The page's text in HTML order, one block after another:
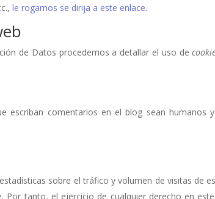
le rogamos se dirija a este enlace.
de Datos procedemos a detallar el uso de
escriban comentarios en el blog sean
sobre el tráfico y volumen de visitas de
tanto, el ejercicio de cualquier derecho en